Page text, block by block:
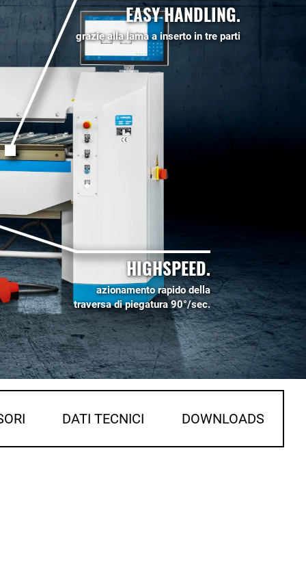
EASY HANDLING.
grazie alla lama a inserto in tre parti
HIGHSPEED.
azionamento rapido della
traversa di piegatura 90°/sec.
DATI TECNICI DOWNLOADS